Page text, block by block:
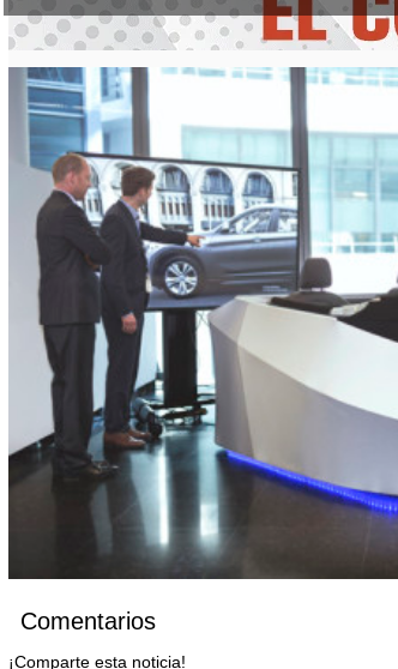
Comentarios
¡Comparte esta noticia!